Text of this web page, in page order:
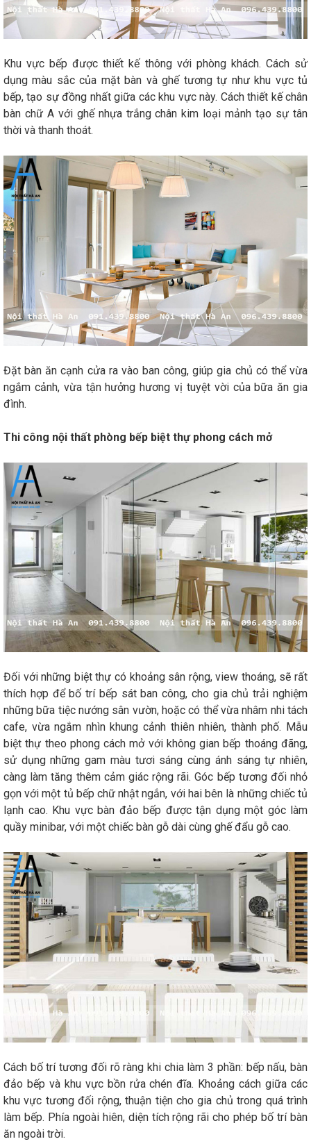
Khu vực bếp được thiết kế thông với phòng khách. Cách sử
dụng màu sắc của mặt bàn và ghế tương tự như khu vực tủ
bếp, tạo sự đồng nhất giữa các khu vực này. Cách thiết kế chân
bàn chữ A với ghế nhựa trắng chân kim loại mảnh tạo sự tân
thời và thanh thoát.
Đặt bàn ăn cạnh cửa ra vào ban công, giúp gia chủ có thể vừa
ngắm cảnh, vừa tận hưởng hương vị tuyệt vời của bữa ăn gia
đình.
Thi công nội thất phòng bếp biệt thự phong cách mở
Đối với những biệt thự có khoảng sân rộng, view thoáng, sẽ rất
thích hợp để bố trí bếp sát ban công, cho gia chủ trải nghiệm
những bữa tiệc nướng sân vườn, hoặc có thể vừa nhâm nhi tách
cafe, vừa ngắm nhìn khung cảnh thiên nhiên, thành phố. Mẫu
biệt thự theo phong cách mở với không gian bếp thoáng đãng,
sử dụng những gam màu tươi sáng cùng ánh sáng tự nhiên,
càng làm tăng thêm cảm giác rộng rãi. Góc bếp tương đối nhỏ
gọn với một tủ bếp chữ nhật ngắn, với hai bên là những chiếc tủ
lạnh cao. Khu vực bàn đảo bếp được tận dụng một góc làm
quầy minibar, với một chiếc bàn gỗ dài cùng ghế đẩu gỗ cao.
Cách bố trí tương đối rõ ràng khi chia làm 3 phần: bếp nấu, bàn
đảo bếp và khu vực bồn rửa chén đĩa. Khoảng cách giữa các
khu vực tương đối rộng, thuận tiện cho gia chủ trong quá trình
làm bếp. Phía ngoài hiên, diện tích rộng rãi cho phép bố trí bàn
ăn ngoài trời.